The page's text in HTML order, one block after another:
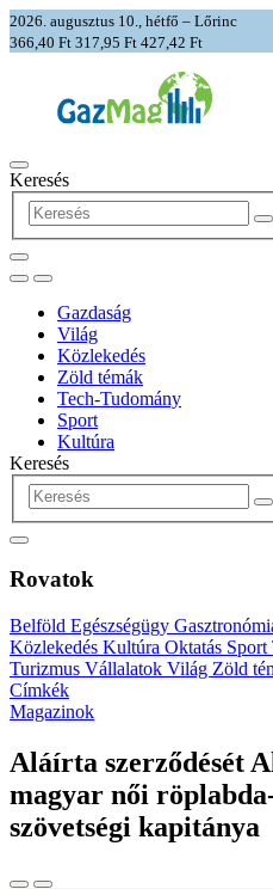
2026. augusztus 10., hétfő – Lőrinc
366,40 Ft 317,95 Ft 427,42 Ft
Keresés
Gazdaság
Világ
Közlekedés
Zöld témák
Tech-Tudomány
Sport
Kultúra
Keresés
Rovatok
Belföld Egészségügy
Közlekedés Kultúra Oktatás Sport
Turizmus Vállalatok Világ Zöld
Címkék
Magazinok
Aláírta szerződését
magyar női
szövetségi kapitánya